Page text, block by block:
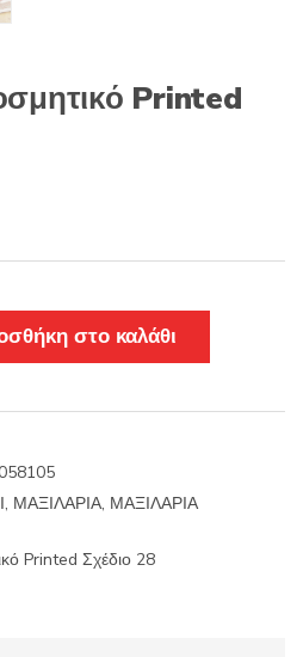
Printed
στο καλάθι
, ΜΑΞΙΛΑΡΙΑ, ΜΑΞΙΛΑΡΙΑ
Printed Σχέδιο 28